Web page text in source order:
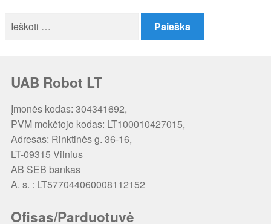
Ieškoti:
UAB Robot LT
Įmonės kodas: 304341692,
PVM mokėtojo kodas: LT100010427015,
Adresas: Rinktinės g. 36-16,
LT-09315 Vilnius
AB SEB bankas
A. s. : LT577044060008112152
Ofisas/Parduotuvė